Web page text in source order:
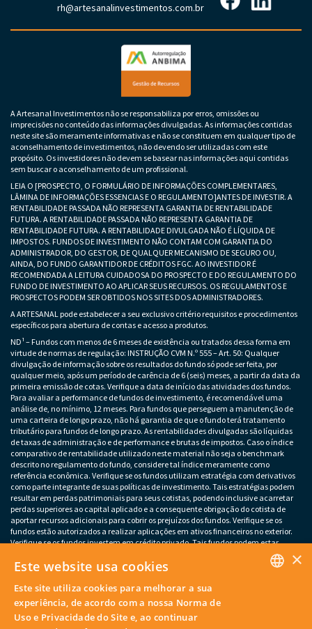
rh@artesanalinvestimentos.com.br
A Artesanal Investimentos não se responsabiliza por erros, omissões ou
imprecisões no conteúdo das informações divulgadas. As informações contidas
neste site são meramente informativas e não se constituem em qualquer tipo de
aconselhamento de investimentos, não devendo ser utilizadas com este
propósito. Os investidores não devem se basear nas informações aqui contidas
sem buscar o aconselhamento de um profissional.
LEIA O [PROSPECTO, O FORMULÁRIO DE INFORMAÇÕES COMPLEMENTARES,
LÂMINA DE INFORMAÇÕES ESSENCIAS E O REGULAMENTO]ANTES DE INVESTIR. A
RENTABILIDADE PASSADA NÃO REPRESENTA GARANTIA DE RENTABILIDADE
FUTURA. A RENTABILIDADE PASSADA NÃO REPRESENTA GARANTIA DE
RENTABILIDADE FUTURA. A RENTABILIDADE DIVULGADA NÃO É LÍQUIDA DE
IMPOSTOS. FUNDOS DE INVESTIMENTO NÃO CONTAM COM GARANTIA DO
ADMINISTRADOR, DO GESTOR, DE QUALQUER MECANISMO DE SEGURO OU,
AINDA, DO FUNDO GARANTIDOR DE CRÉDITOS FGC. AO INVESTIDOR É
RECOMENDADA A LEITURA CUIDADOSA DO PROSPECTO E DO REGULAMENTO DO
FUNDO DE INVESTIMENTO AO APLICAR SEUS RECURSOS. OS REGULAMENTOS E
PROSPECTOS PODEM SER OBTIDOS NOS SITES DOS ADMINISTRADORES.
A ARTESANAL pode estabelecer a seu exclusivo critério requisitos e procedimentos
específicos para abertura de contas e acesso a produtos.
ND¹ – Fundos com menos de 6 meses de existência ou tratados dessa forma em
virtude de normas de regulação: INSTRUÇÃO CVM N.º 555 – Art. 50: Qualquer
divulgação de informação sobre os resultados do fundo só pode ser feita, por
qualquer meio, após um período de carência de 6 (seis) meses, a partir da data da
primeira emissão de cotas. Verifique a data de início das atividades dos fundos.
Para avaliar a performance de fundos de investimento, é recomendável uma
análise de, no mínimo, 12 meses. Para fundos que perseguem a manutenção de
uma carteira de longo prazo, não há garantia de que o fundo terá tratamento
tributário para fundos de longo prazo. As rentabilidades divulgadas são líquidas
de taxas de administração e de performance e brutas de impostos. Caso o índice
comparativo de rentabilidade utilizado neste material não seja o benchmark
descrito no regulamento do fundo, considere tal índice meramente como
referência econômica. Verifique se os fundos utilizam estratégia com derivativos
como parte integrante de suas políticas de investimento. Tais estratégias podem
resultar em perdas patrimoniais para seus cotistas, podendo inclusive acarretar
perdas superiores ao capital aplicado e a consequente obrigação do cotista de
aportar recursos adicionais para cobrir os prejuízos dos fundos. Verifique se os
fundos estão autorizados a realizar aplicações em ativos financeiros no exterior.
Verifique se os fundos investem em crédito privado. Tais fundos podem estar
sujeitos a risco de perda substancial do patrimônio líquido em caso de eventos
que acarretem o não pagamento dos ativos integrantes da sua carteira. Os
de poucos emissores, variação cambial e outros riscos não mencionados neste
material. O investimento em determinados ativos financeiros pode sujeitar o
investidor a significativas perdas patrimoniais. Ao investidor cabe a
responsabilidade de se informar sobre eventuais riscos previamente à tomada de
×
Este website usa cookies
Este site utiliza cookies para melhorar a sua
experiência, de acordo com a nossa Norma de
Uso e Privacidade do Site e, ao continuar